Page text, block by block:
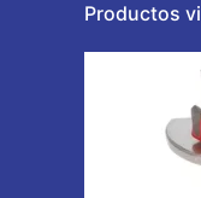
Productos